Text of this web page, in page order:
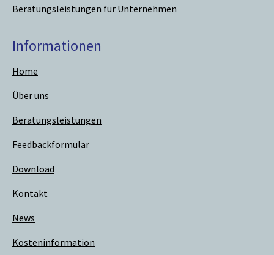
Beratungsleistungen für Unternehmen
Informationen
Home
Über uns
Beratungsleistungen
Feedbackformular
Download
Kontakt
News
Kosteninformation